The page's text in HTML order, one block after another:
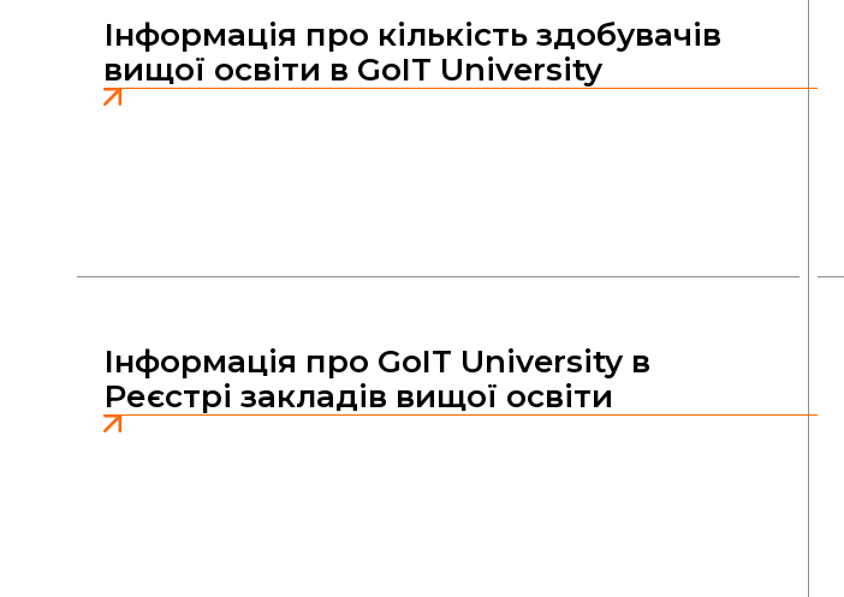
Інформація про кількість здобувачів
вищої освіти в GoIT University
Інформація про GoIT University в
Реєстрі закладів вищої освіти